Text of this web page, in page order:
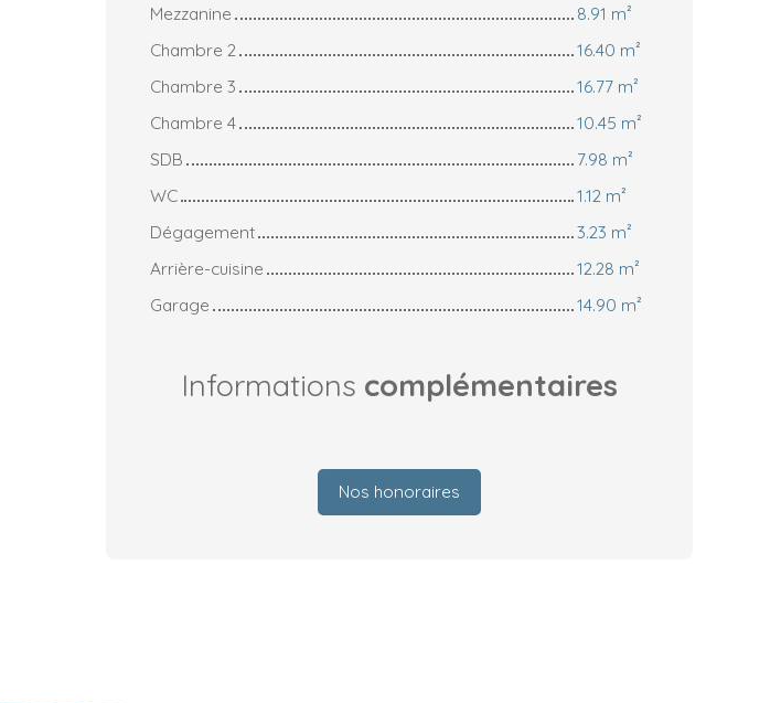
Mezzanine
8.91 m²
Chambre 2
16.40 m²
Chambre 3
16.77 m²
Chambre 4
10.45 m²
SDB
7.98 m²
WC
1.12 m²
Dégagement
3.23 m²
Arrière-cuisine
12.28 m²
Garage
14.90 m²
Informations complémentaires
Nos honoraires